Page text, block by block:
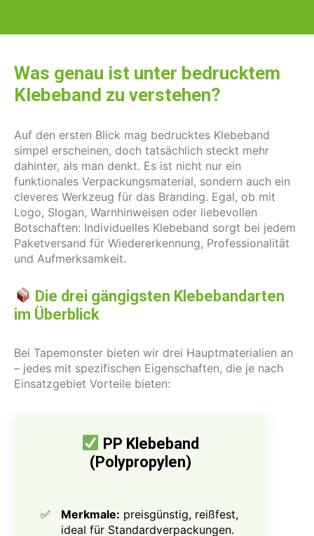
Was genau ist unter bedrucktem
Klebeband zu verstehen?
Auf den ersten Blick mag bedrucktes Klebeband
simpel erscheinen, doch tatsächlich steckt mehr
dahinter, als man denkt. Es ist nicht nur ein
funktionales Verpackungsmaterial, sondern auch ein
cleveres Werkzeug für das Branding. Egal, ob mit
Logo, Slogan, Warnhinweisen oder liebevollen
Botschaften: Individuelles Klebeband sorgt bei jedem
Paketversand für Wiedererkennung, Professionalität
und Aufmerksamkeit.
Die drei gängigsten Klebebandarten
im Überblick
Bei Tapemonster bieten wir drei Hauptmaterialien an
– jedes mit spezifischen Eigenschaften, die je nach
Einsatzgebiet Vorteile bieten:
PP Klebeband
(Polypropylen)
Merkmale: preisgünstig, reißfest,
ideal für Standardverpackungen.